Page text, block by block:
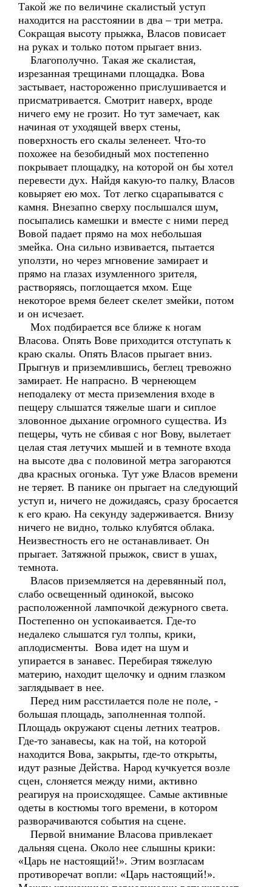
Такой же по величине скалистый уступ
находится на расстоянии в два – три метра.
Сокращая высоту прыжка, Власов повисает
на руках и только потом прыгает вниз.
Благополучно. Такая же скалистая,
изрезанная трещинами площадка. Вова
застывает, настороженно прислушивается и
присматривается. Смотрит наверх, вроде
ничего ему не грозит. Но тут замечает, как
начиная от уходящей вверх стены,
поверхность его скалы зеленеет. Что-то
похожее на безобидный мох постепенно
покрывает площадку, на которой он бы хотел
перевести дух. Найдя какую-то палку, Власов
ковыряет ею мох. Тот легко сцарапыватся с
камня. Внезапно сверху послышался шум,
посыпались камешки и вместе с ними перед
Вовой падает прямо на мох небольшая
змейка. Она сильно извивается, пытается
уползти, но через мгновение замирает и
прямо на глазах изумленного зрителя,
растворяясь, поглощается мхом. Еще
некоторое время белеет скелет змейки, потом
и он исчезает.
Мох подбирается все ближе к ногам
Власова. Опять Вове приходится отступать к
краю скалы. Опять Власов прыгает вниз.
Прыгнув и приземлившись, беглец тревожно
замирает. Не напрасно. В чернеющем
неподалеку от места приземления входе в
пещеру слышатся тяжелые шаги и сиплое
зловонное дыхание огромного существа. Из
пещеры, чуть не сбивая с ног Вову, вылетает
целая стая летучих мышей и в темноте входа
на высоте два с половиной метра загораются
два красных огонька. Тут уже Власов времени
не теряет. В панике он прыгает на следующий
уступ и, ничего не дожидаясь, сразу бросается
к его краю. На секунду задерживается. Внизу
ничего не видно, только клубятся облака.
Неизвестность его не останавливает. Он
прыгает. Затяжной прыжок, свист в ушах,
темнота.
Власов приземляется на деревянный пол,
слабо освещенный одинокой, высоко
расположенной лампочкой дежурного света.
Постепенно он успокаивается. Где-то
недалеко слышатся гул толпы, крики,
аплодисменты. Вова идет на шум и
упирается в занавес. Перебирая тяжелую
материю, находит щелочку и одним глазком
заглядывает в нее.
Перед ним расстилается поле не поле, -
большая площадь, заполненная толпой.
Площадь окружают сцены летних театров.
Где-то занавесы, как на той, на которой
находится Вова, закрыты, где-то открыты,
идут разные Действа. Народ кучкуется возле
сцен, слоняется между ними, активно
реагируя на происходящее. Самые активные
одеты в костюмы того времени, в котором
разворачиваются события на сцене.
Первой внимание Власова привлекает
дальняя сцена. Около нее слышны крики:
«Царь не настоящий!». Этим возгласам
противоречат вопли: «Царь настоящий!».